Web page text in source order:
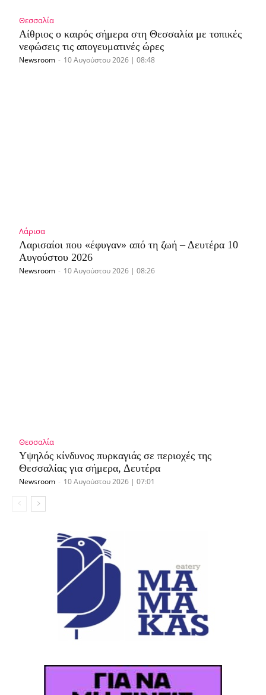
Θεσσαλία
Αίθριος ο καιρός σήμερα στη Θεσσαλία με τοπικές
νεφώσεις τις απογευματινές ώρες
Newsroom - 10 Αυγούστου 2026 | 08:48
Λάρισα
Λαρισαίοι που «έφυγαν» από τη ζωή – Δευτέρα 10
Αυγούστου 2026
Newsroom - 10 Αυγούστου 2026 | 08:26
Θεσσαλία
Υψηλός κίνδυνος πυρκαγιάς σε περιοχές της
Θεσσαλίας για σήμερα, Δευτέρα
Newsroom - 10 Αυγούστου 2026 | 07:01